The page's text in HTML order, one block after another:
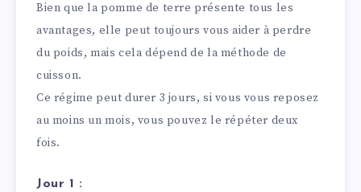
Bien que la pomme de terre présente tous les
avantages, elle peut toujours vous aider à perdre
du poids, mais cela dépend de la méthode de
cuisson.
Ce régime peut durer 3 jours, si vous vous reposez
au moins un mois, vous pouvez le répéter deux
fois.
Jour 1 :